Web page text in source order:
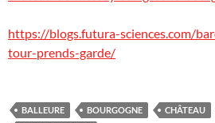
https://blogs.futura-sciences.com/
tour-prends-garde/
BALLEURE BOURGOGNE CHÂTEAU